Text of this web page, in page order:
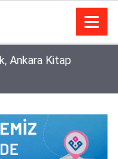
Diyanet Vakfı